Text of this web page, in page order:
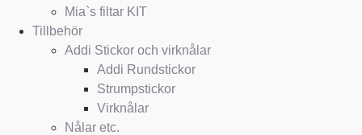
Mia`s filtar KIT
Tillbehör
Addi Stickor och virknålar
Addi Rundstickor
Strumpstickor
Virknålar
Nålar etc.